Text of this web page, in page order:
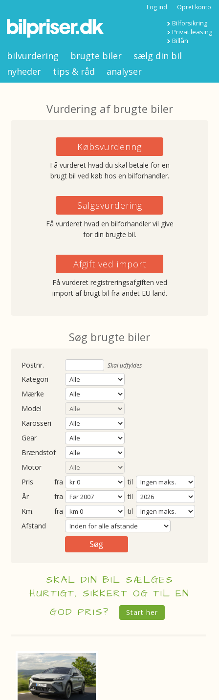
Log ind Opret konto
Bilforsikring
Privat leasing
Billån
bilvurdering brugte biler
sælg din bil
nyheder
tips & råd analyser
Vurdering af brugte biler
Købsvurdering
Få vurderet hvad du skal betale for en
brugt bil ved køb hos en bilforhandler.
Salgsvurdering
Få vurderet hvad en bilforhandler vil give
for din brugte bil.
Afgift ved import
Få vurderet registreringsafgiften ved
import af brugt bil fra andet EU land.
Søg brugte biler
Skal udfyldes
Kategori
Mærke
Model
Karosseri
Gear
Brændstof
Motor
Pris
fra
til
fra
til
fra
til
Afstand
SKAL DIN BIL SÆLGES
HURTIGT, SIKKERT OG TIL EN
GOD PRIS?
Start her